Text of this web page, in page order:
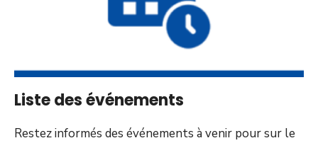
Liste des événements
Restez informés des événements à venir pour sur le